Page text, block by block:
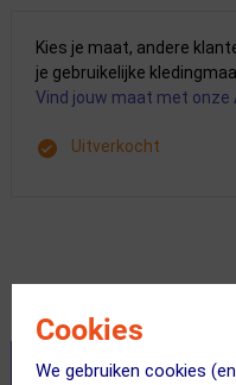
Cookies
We gebruiken cookies
Kies je maat, andere
je gebruikelijke
Vind jouw maat met onze
Uitverkocht
Stel je productvragen